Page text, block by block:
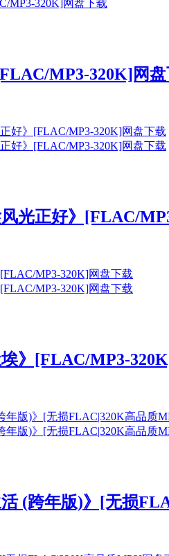
MP3-320K]网
光正好》[FLAC/
》[FLAC/MP3-
(跨年版)》[无损